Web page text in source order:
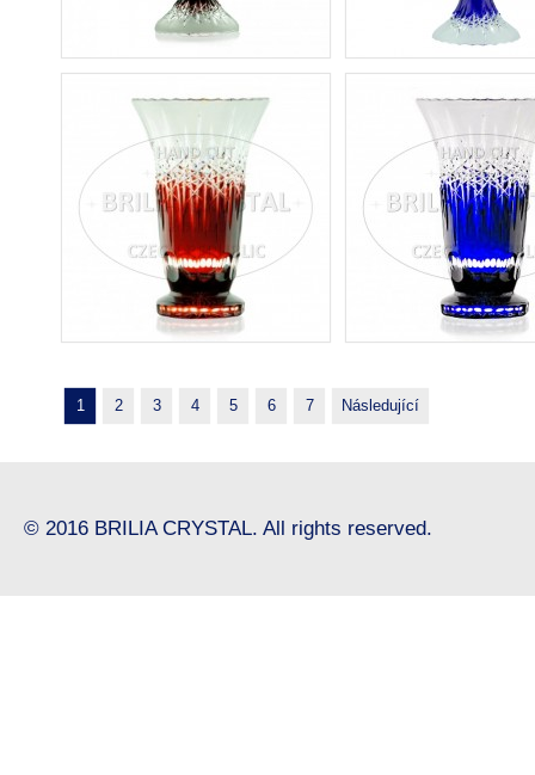
1 2 3 4 5 6 7 Následující
© 2016 BRILIA CRYSTAL. All rights reserved.